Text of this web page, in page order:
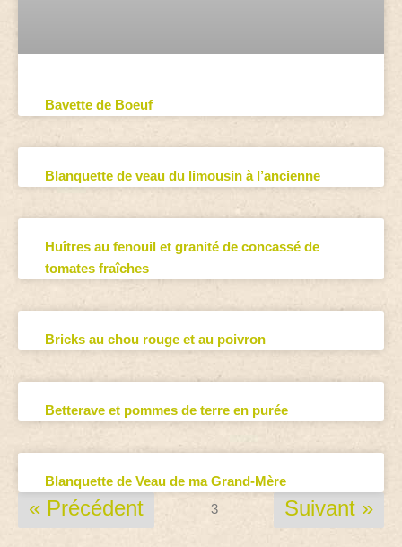
Bavette de Boeuf
Blanquette de veau du limousin à l’ancienne
Huîtres au fenouil et granité de concassé de
tomates fraîches
Bricks au chou rouge et au poivron
Betterave et pommes de terre en purée
Blanquette de Veau de ma Grand-Mère
« Précédent 3 Suivant »